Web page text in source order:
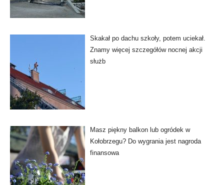
Skakał po dachu szkoły, potem uciekał.
Znamy więcej szczegółów nocnej akcji
służb
Masz piękny balkon lub ogródek w
Kołobrzegu? Do wygrania jest nagroda
finansowa